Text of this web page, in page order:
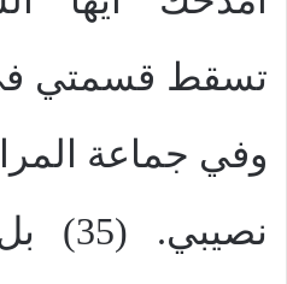
تسقط قسمتي
وفي جماعة